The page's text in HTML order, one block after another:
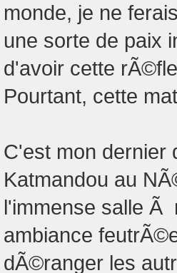
monde, je ne
une sorte de paix
d'avoir cette
Pourtant, cette
C'est mon
Katmandou au
l'immense salle Ã
ambiance
dÃ©ranger les